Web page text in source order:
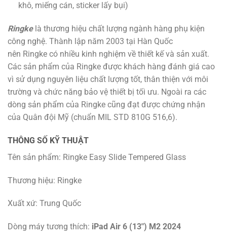
khô, miếng cán, sticker lấy bụi)
Ringkelà thương hiệu chất lượng ngành hàng phụ kiện
công nghệ. Thành lập năm 2003 tại Hàn Quốc
nên Ringke có nhiều kinh nghiệm về thiết kế và sản xuất.
Các sản phẩm của Ringke được khách hàng đánh giá cao
vì sử dụng nguyên liệu chất lượng tốt, thân thiện với môi
trường và chức năng bảo vệ thiết bị tối ưu. Ngoài ra các
dòng sản phẩm của Ringke cũng đạt được chứng nhận
của Quân đội Mỹ (chuẩn MIL STD 810G 516,6).
THÔNG SỐ KỸ THUẬT
Tên sản phẩm: Ringke Easy Slide Tempered Glass
Thương hiệu: Ringke
Xuất xứ: Trung Quốc
Dòng máy tương thích: iPad Air 6 (13″) M2 2024